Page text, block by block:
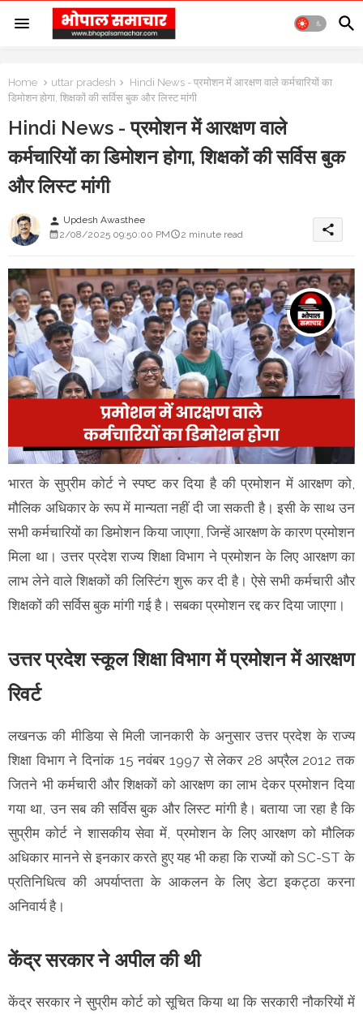
Home uttar pradesh
Hindi News - प्रमोशन में आरक्षण वाले कर्मचारियों का
डिमोशन होगा, शिक्षकों की सर्विस बुक और लिस्ट मांगी
Hindi News - प्रमोशन में आरक्षण वाले
कर्मचारियों का डिमोशन होगा, शिक्षकों की सर्विस बुक
और लिस्ट मांगी
person Updesh Awasthee
2/08/2025 09:50:00 PM
2 minute read share
भारत के सुप्रीम कोर्ट ने स्पष्ट कर दिया है की प्रमोशन में आरक्षण को,
मौलिक अधिकार के रूप में मान्यता नहीं दी जा सकती है। इसी के साथ उन
सभी कर्मचारियों का डिमोशन किया जाएगा, जिन्हें आरक्षण के कारण प्रमोशन
मिला था। उत्तर प्रदेश राज्य शिक्षा विभाग ने प्रमोशन के लिए आरक्षण का
लाभ लेने वाले शिक्षकों की लिस्टिंग शुरू कर दी है। ऐसे सभी कर्मचारी और
शिक्षकों की सर्विस बुक मांगी गई है। सबका प्रमोशन रद्द कर दिया जाएगा।
उत्तर प्रदेश स्कूल शिक्षा विभाग में प्रमोशन में आरक्षण
रिवर्ट
लखनऊ की मीडिया से मिली जानकारी के अनुसार उत्तर प्रदेश के राज्य
शिक्षा विभाग ने दिनांक 15 नवंबर 1997 से लेकर 28 अप्रैल 2012 तक
जितने भी कर्मचारी और शिक्षकों को आरक्षण का लाभ देकर प्रमोशन दिया
गया था, उन सब की सर्विस बुक और लिस्ट मांगी है। बताया जा रहा है कि
सुप्रीम कोर्ट ने शासकीय सेवा में, प्रमोशन के लिए आरक्षण को मौलिक
अधिकार मानने से इनकार करते हुए यह भी कहा कि राज्यों को SC-ST के
प्रतिनिधित्व की अपर्याप्तता के आकलन के लिए डेटा इकट्ठा करना
अनिवार्य है।
केंद्र सरकार ने अपील की थी
केंद्र सरकार ने सुप्रीम कोर्ट को सूचित किया था कि सरकारी नौकरियों में